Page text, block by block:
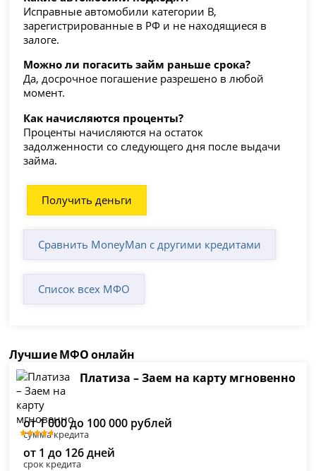
Исправные автомобили категории B,
зарегистрированные в РФ и не находящиеся в
залоге.
Можно ли погасить займ раньше срока?
Да, досрочное погашение разрешено в любой
момент.
Как начисляются проценты?
Проценты начисляются на остаток
задолженности со следующего дня после выдачи
займа.
Получить деньги
Сравнить MoneyMan с другими кредитами
Список всех МФО
Лучшие МФО онлайн
Платиза – Заем на карту мгновенно
от 1 000 до 100 000 рублей
сумма кредита
от 1 до 126 дней
срок кредита